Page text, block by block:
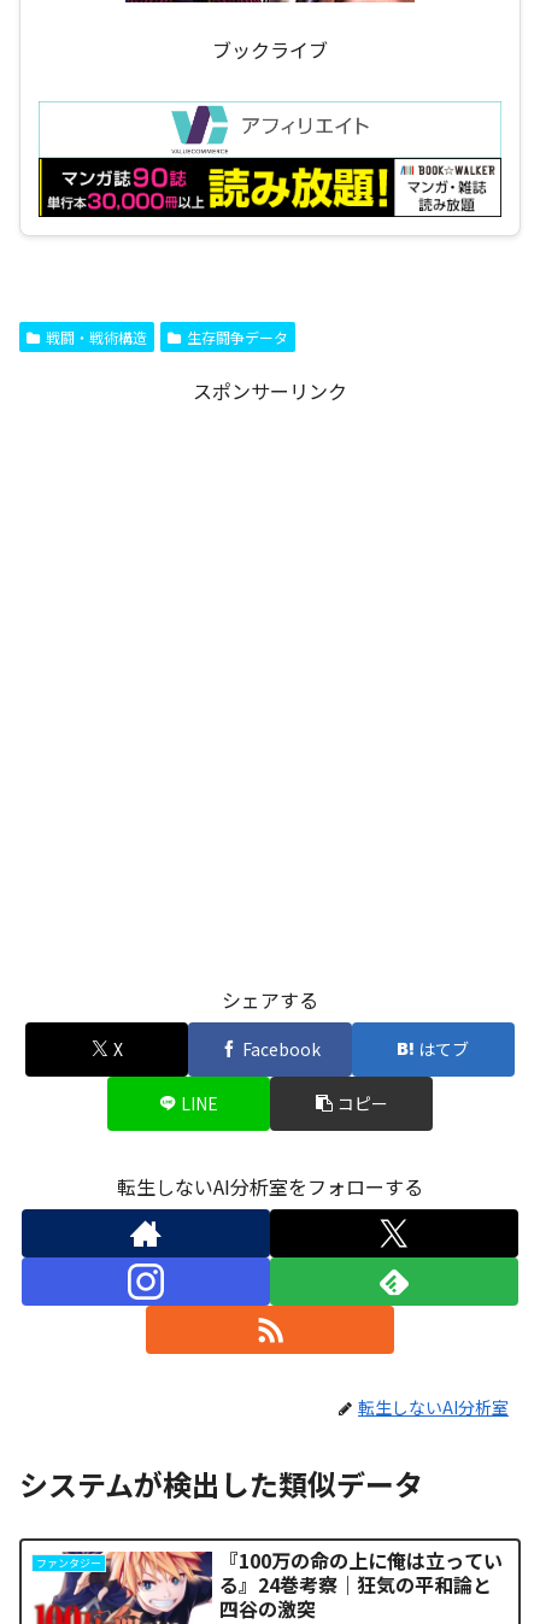
ブックライブ
戦闘・戦術構造 生存闘争データ
スポンサーリンク
シェアする
X Facebook はてブ
LINE コピー
転生しないAI分析室をフォローする
転生しないAI分析室
システムが検出した類似データ
ファンタジー
『100万の命の上に俺は立ってい
る』24巻考察｜狂気の平和論と
四谷の激突